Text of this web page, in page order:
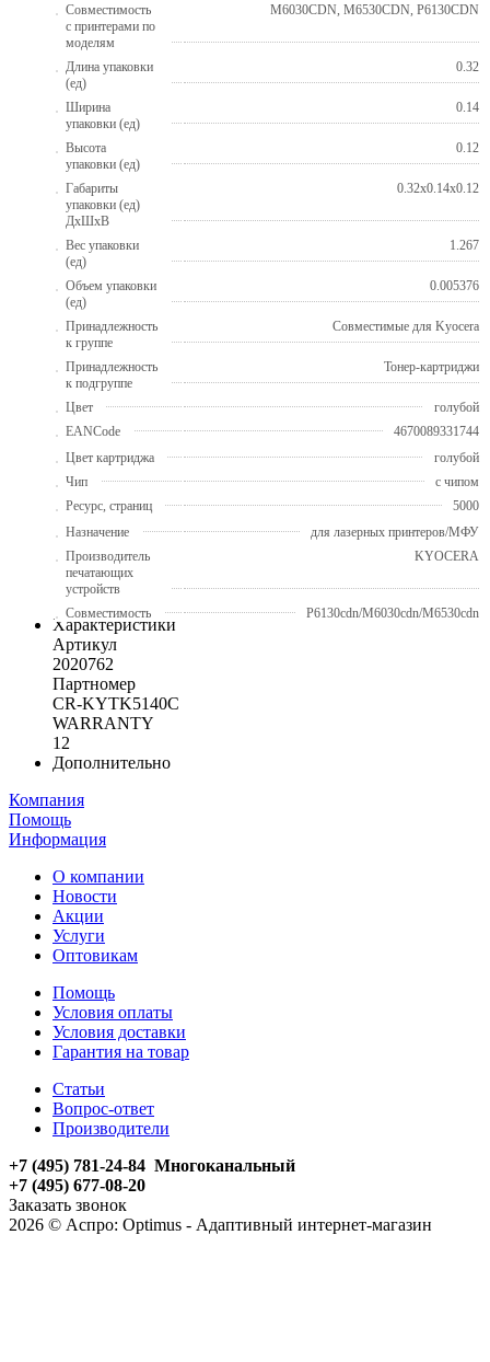
Совместимость
с принтерами по
моделям
M6030CDN, M6530CDN, P6130CDN
Длина упаковки
(ед)
0.32
Ширина
упаковки (ед)
0.14
Высота
упаковки (ед)
0.12
Габариты
упаковки (ед)
ДхШхВ
0.32x0.14x0.12
Вес упаковки
(ед)
1.267
Объем упаковки
(ед)
0.005376
Принадлежность
к группе
Совместимые для Kyocera
Принадлежность
к подгруппе
Тонер-картриджи
Цвет
голубой
EANCode
4670089331744
Цвет картриджа
голубой
Чип
с чипом
Ресурс, страниц
5000
Назначение
для лазерных принтеров/МФУ
Производитель
печатающих
устройств
KYOCERA
Совместимость P6130cdn/M6030cdn/M6530cdn
Характеристики
Артикул
2020762
Партномер
CR-KYTK5140C
WARRANTY
12
Дополнительно
Компания
Помощь
Информация
О компании
Новости
Акции
Услуги
Оптовикам
Помощь
Условия оплаты
Условия доставки
Гарантия на товар
Статьи
Вопрос-ответ
Производители
+7 (495) 781-24-84 Многоканальный
+7 (495) 677-08-20
Заказать звонок
2026 © Аспро: Optimus - Адаптивный интернет-магазин